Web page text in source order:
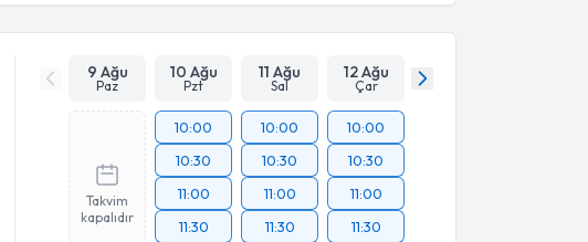
9 Ağu
Paz
10 Ağu
Pzt
11 Ağu
Sal
12 Ağu
Çar
Takvim
kapalıdır
10:00
10:30
11:00
11:30
10:00
10:30
11:00
11:30
10:00
10:30
11:00
11:30